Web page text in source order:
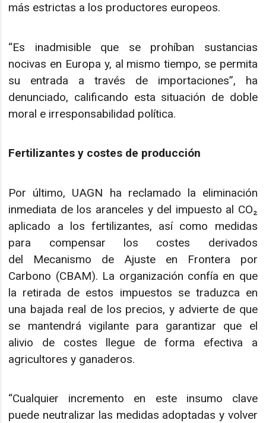
más estrictas a los productores europeos.
“Es inadmisible que se prohíban sustancias
nocivas en Europa y, al mismo tiempo, se permita
su entrada a través de importaciones”, ha
denunciado, calificando esta situación de doble
moral e irresponsabilidad política.
Fertilizantes y costes de producción
Por último, UAGN ha reclamado la eliminación
inmediata de los aranceles y del impuesto al CO₂
aplicado a los fertilizantes, así como medidas
para compensar los costes derivados
del Mecanismo de Ajuste en Frontera por
Carbono (CBAM). La organización confía en que
la retirada de estos impuestos se traduzca en
una bajada real de los precios, y advierte de que
se mantendrá vigilante para garantizar que el
alivio de costes llegue de forma efectiva a
agricultores y ganaderos.
“Cualquier incremento en este insumo clave
puede neutralizar las medidas adoptadas y volver